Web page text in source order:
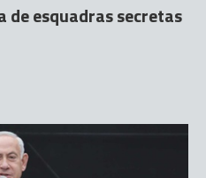
de esquadras secretas